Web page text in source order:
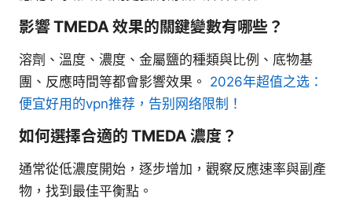
影響 TMEDA 效果的關鍵變數有哪些？
溶劑、溫度、濃度、金屬鹽的種類與比例、底物基
團、反應時間等都會影響效果。 2026年超值之选：
便宜好用的vpn推荐，告别网络限制！
如何選擇合適的 TMEDA 濃度？
通常從低濃度開始，逐步增加，觀察反應速率與副產
物，找到最佳平衡點。